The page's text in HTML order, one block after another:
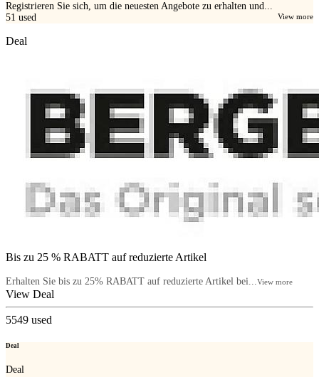
Registrieren Sie sich, um die neuesten Angebote zu erhalten und...
View more
51 used
Deal
Bis zu 25 % RABATT auf reduzierte Artikel
Erhalten Sie bis zu 25% RABATT auf reduzierte Artikel bei...View more
View Deal
5549 used
Deal
Deal